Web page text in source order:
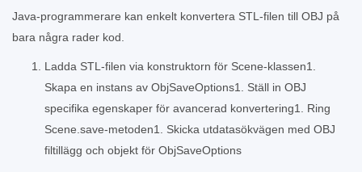
Java-programmerare kan enkelt konvertera STL-filen till OBJ på
bara några rader kod.
Ladda STL-filen via konstruktorn för Scene-klassen1.
Skapa en instans av ObjSaveOptions1. Ställ in OBJ
specifika egenskaper för avancerad konvertering1. Ring
Scene.save-metoden1. Skicka utdatasökvägen med OBJ
filtillägg och objekt för ObjSaveOptions